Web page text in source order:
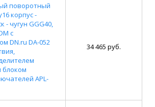
поворотный
корпус -
- чугун GGG40,
с
DN.ru DA-052
блоком
APL-
34 465 руб.